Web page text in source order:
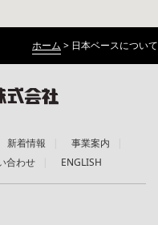
ホーム > 日本ベースについて
新着情報
事業案内
合わせ ENGLISH